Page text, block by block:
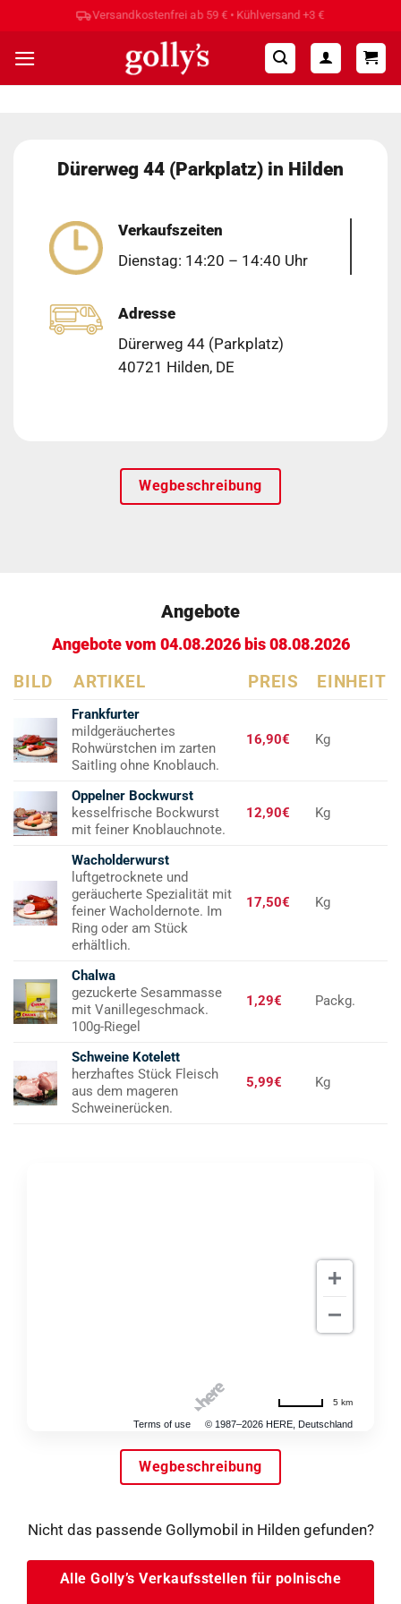
springen
Dürerweg 44 (Parkplatz) in Hilden
Verkaufszeiten
Dienstag: 14:20 – 14:40 Uhr
Adresse
Dürerweg 44 (Parkplatz)
40721 Hilden, DE
Wegbeschreibung
Angebote
Angebote vom 04.08.2026 bis 08.08.2026
BILD ARTIKEL PREIS EINHEIT
Frankfurter
mildgeräuchertes
Rohwürstchen im zarten
Saitling ohne Knoblauch.
16,90€ Kg
Oppelner Bockwurst
kesselfrische Bockwurst
mit feiner Knoblauchnote.
12,90€ Kg
Wacholderwurst
luftgetrocknete und
geräucherte Spezialität mit
feiner Wacholdernote. Im
Ring oder am Stück
erhältlich.
17,50€ Kg
Chalwa
gezuckerte Sesammasse
mit Vanillegeschmack.
100g-Riegel
1,29€ Packg.
Schweine Kotelett
herzhaftes Stück Fleisch
aus dem mageren
Schweinerücken.
5,99€ Kg
Terms of use © 1987–2026 HERE, Deutschland
5 km
Wegbeschreibung
Nicht das passende Gollymobil in Hilden gefunden?
Alle Golly’s Verkaufsstellen für polnische